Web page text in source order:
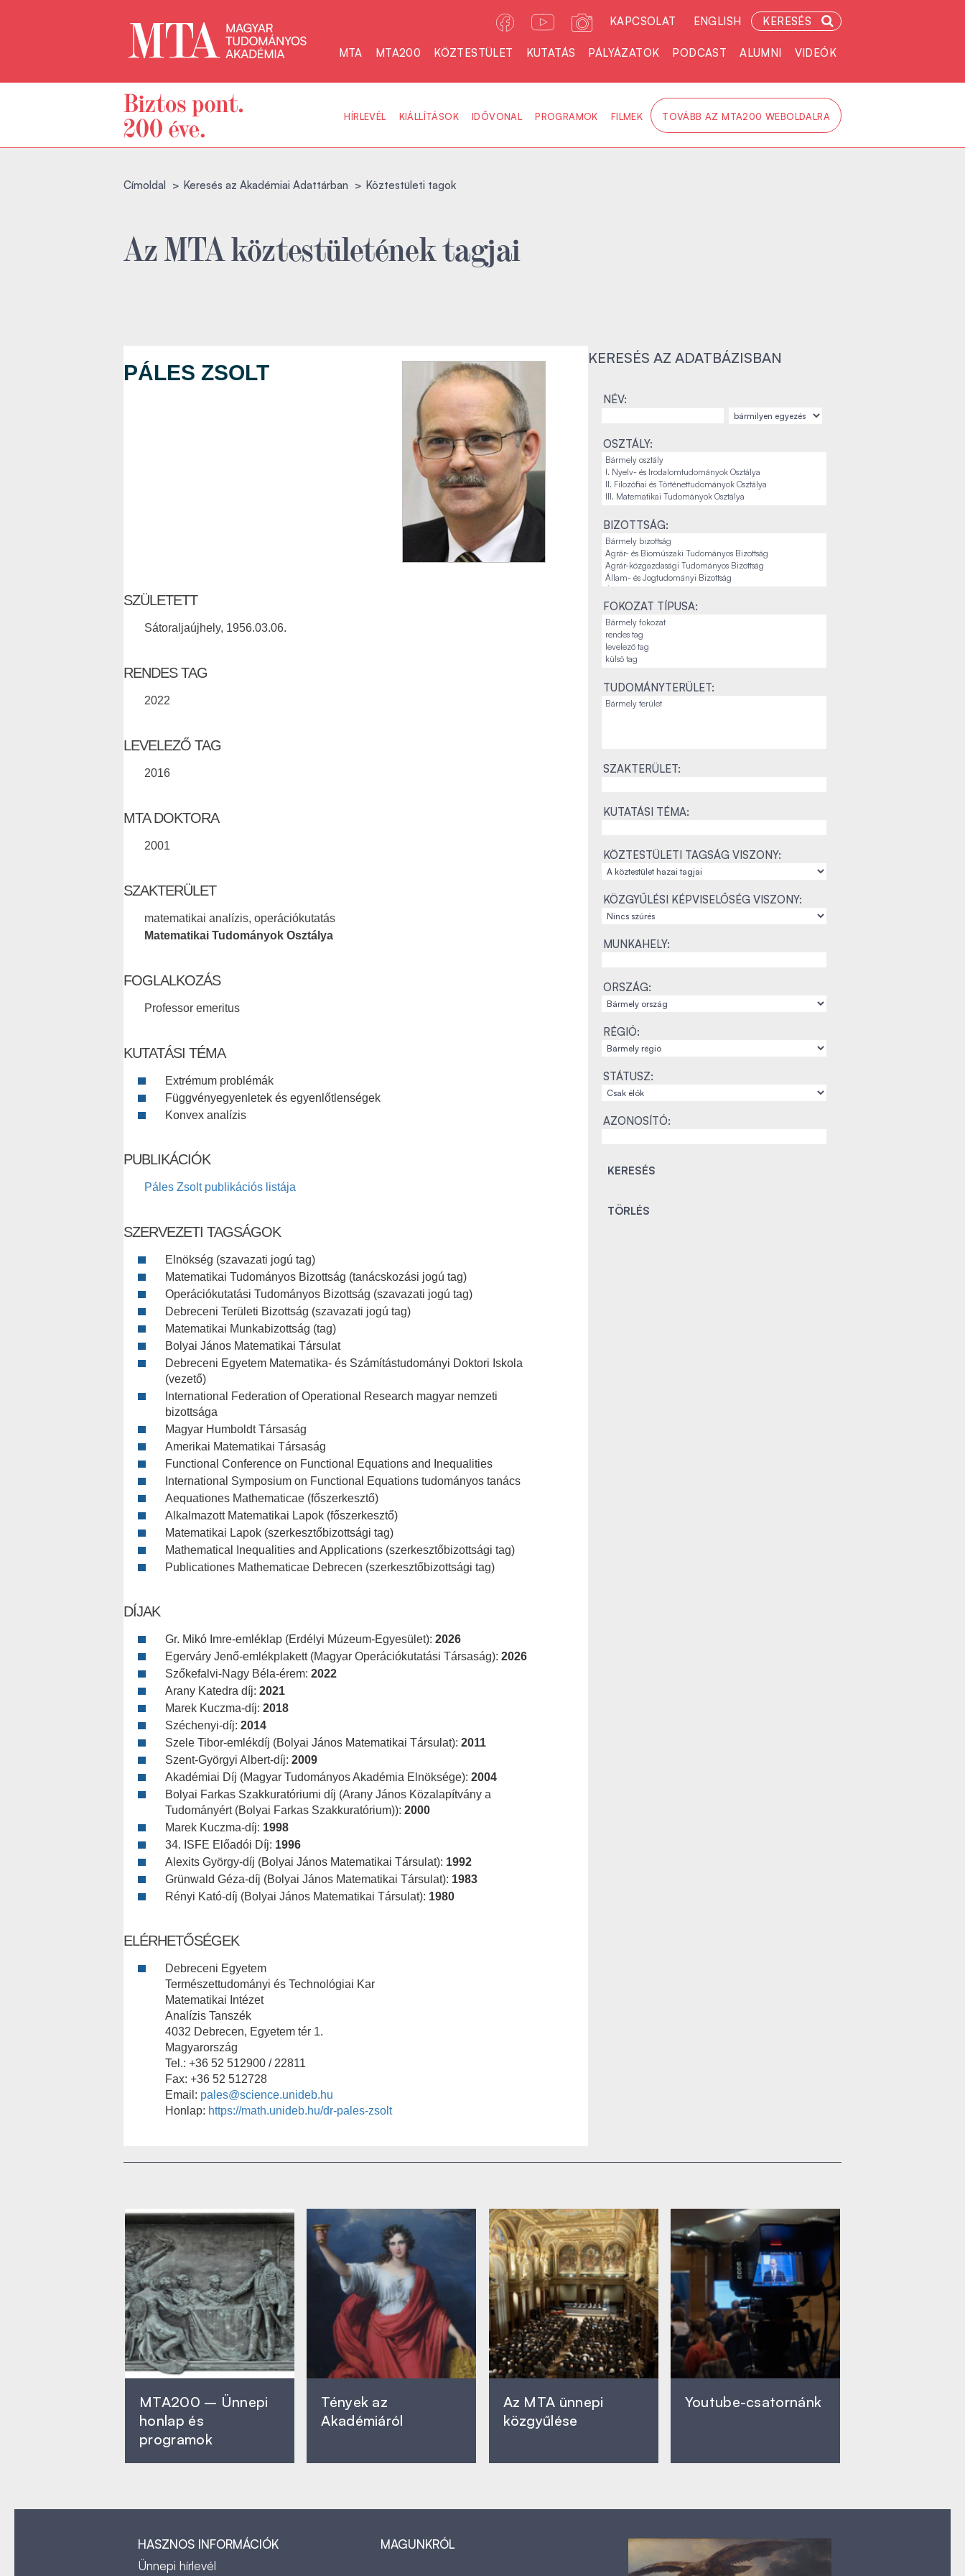
KAPCSOLAT ENGLISH KERESÉS
MTA MTA200 KÖZTESTÜLET KUTATÁS PÁLYÁZATOK PODCAST ALUMNI VIDEÓK
HÍRLEVÉL KIÁLLÍTÁSOK IDŐVONAL PROGRAMOK FILMEK TOVÁBB AZ MTA200 WEBOLDALRA
Címoldal Keresés az Akadémiai Adattárban Köztestületi tagok
Az MTA köztestületének tagjai
PÁLES ZSOLT
SZÜLETETT
Sátoraljaújhely, 1956.03.06.
RENDES TAG
2022
LEVELEZŐ TAG
2016
MTA DOKTORA
2001
SZAKTERÜLET
matematikai analízis, operációkutatás
Matematikai Tudományok Osztálya
FOGLALKOZÁS
Professor emeritus
KUTATÁSI TÉMA
Extrémum problémák
Függvényegyenletek és egyenlőtlenségek
Konvex analízis
PUBLIKÁCIÓK
Páles Zsolt publikációs listája
SZERVEZETI TAGSÁGOK
Elnökség (szavazati jogú tag)
Matematikai Tudományos Bizottság (tanácskozási jogú tag)
Operációkutatási Tudományos Bizottság (szavazati jogú tag)
Debreceni Területi Bizottság (szavazati jogú tag)
Matematikai Munkabizottság (tag)
Bolyai János Matematikai Társulat
Debreceni Egyetem Matematika- és Számítástudományi Doktori Iskola
(vezető)
International Federation of Operational Research magyar nemzeti
bizottsága
Magyar Humboldt Társaság
Amerikai Matematikai Társaság
Functional Conference on Functional Equations and Inequalities
International Symposium on Functional Equations tudományos tanács
Aequationes Mathematicae (főszerkesztő)
Alkalmazott Matematikai Lapok (főszerkesztő)
Matematikai Lapok (szerkesztőbizottsági tag)
Mathematical Inequalities and Applications (szerkesztőbizottsági tag)
Publicationes Mathematicae Debrecen (szerkesztőbizottsági tag)
DÍJAK
Gr. Mikó Imre-emléklap (Erdélyi Múzeum-Egyesület): 2026
Egerváry Jenő-emlékplakett (Magyar Operációkutatási Társaság): 2026
Szőkefalvi-Nagy Béla-érem: 2022
Arany Katedra díj: 2021
Marek Kuczma-díj: 2018
Széchenyi-díj: 2014
Szele Tibor-emlékdíj (Bolyai János Matematikai Társulat): 2011
Szent-Györgyi Albert-díj: 2009
Akadémiai Díj (Magyar Tudományos Akadémia Elnöksége): 2004
Bolyai Farkas Szakkuratóriumi díj (Arany János Közalapítvány a
Tudományért (Bolyai Farkas Szakkuratórium)): 2000
Marek Kuczma-díj: 1998
34. ISFE Előadói Díj: 1996
Alexits György-díj (Bolyai János Matematikai Társulat): 1992
Grünwald Géza-díj (Bolyai János Matematikai Társulat): 1983
Rényi Kató-díj (Bolyai János Matematikai Társulat): 1980
ELÉRHETŐSÉGEK
Debreceni Egyetem
Természettudományi és Technológiai Kar
Matematikai Intézet
Analízis Tanszék
4032 Debrecen, Egyetem tér 1.
Magyarország
Tel.: +36 52 512900 / 22811
Fax: +36 52 512728
Email: pales@science.unideb.hu
Honlap: https://math.unideb.hu/dr-pales-zsolt
KERESÉS AZ ADATBÁZISBAN
NÉV:
OSZTÁLY:
BIZOTTSÁG:
FOKOZAT TÍPUSA:
TUDOMÁNYTERÜLET:
SZAKTERÜLET:
KUTATÁSI TÉMA:
KÖZTESTÜLETI TAGSÁG VISZONY:
KÖZGYŰLÉSI KÉPVISELŐSÉG VISZONY:
MUNKAHELY:
ORSZÁG:
RÉGIÓ:
STÁTUSZ:
AZONOSÍTÓ:
MTA200 – Ünnepi
honlap és
programok
Tények az
Akadémiáról
Az MTA ünnepi
közgyűlése
Youtube-csatornánk
HASZNOS INFORMÁCIÓK
Ünnepi hírlevél
MAGUNKRÓL